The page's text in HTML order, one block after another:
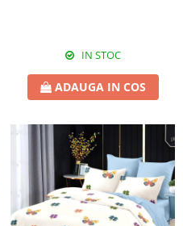
IN STOC
ADAUGA IN COS